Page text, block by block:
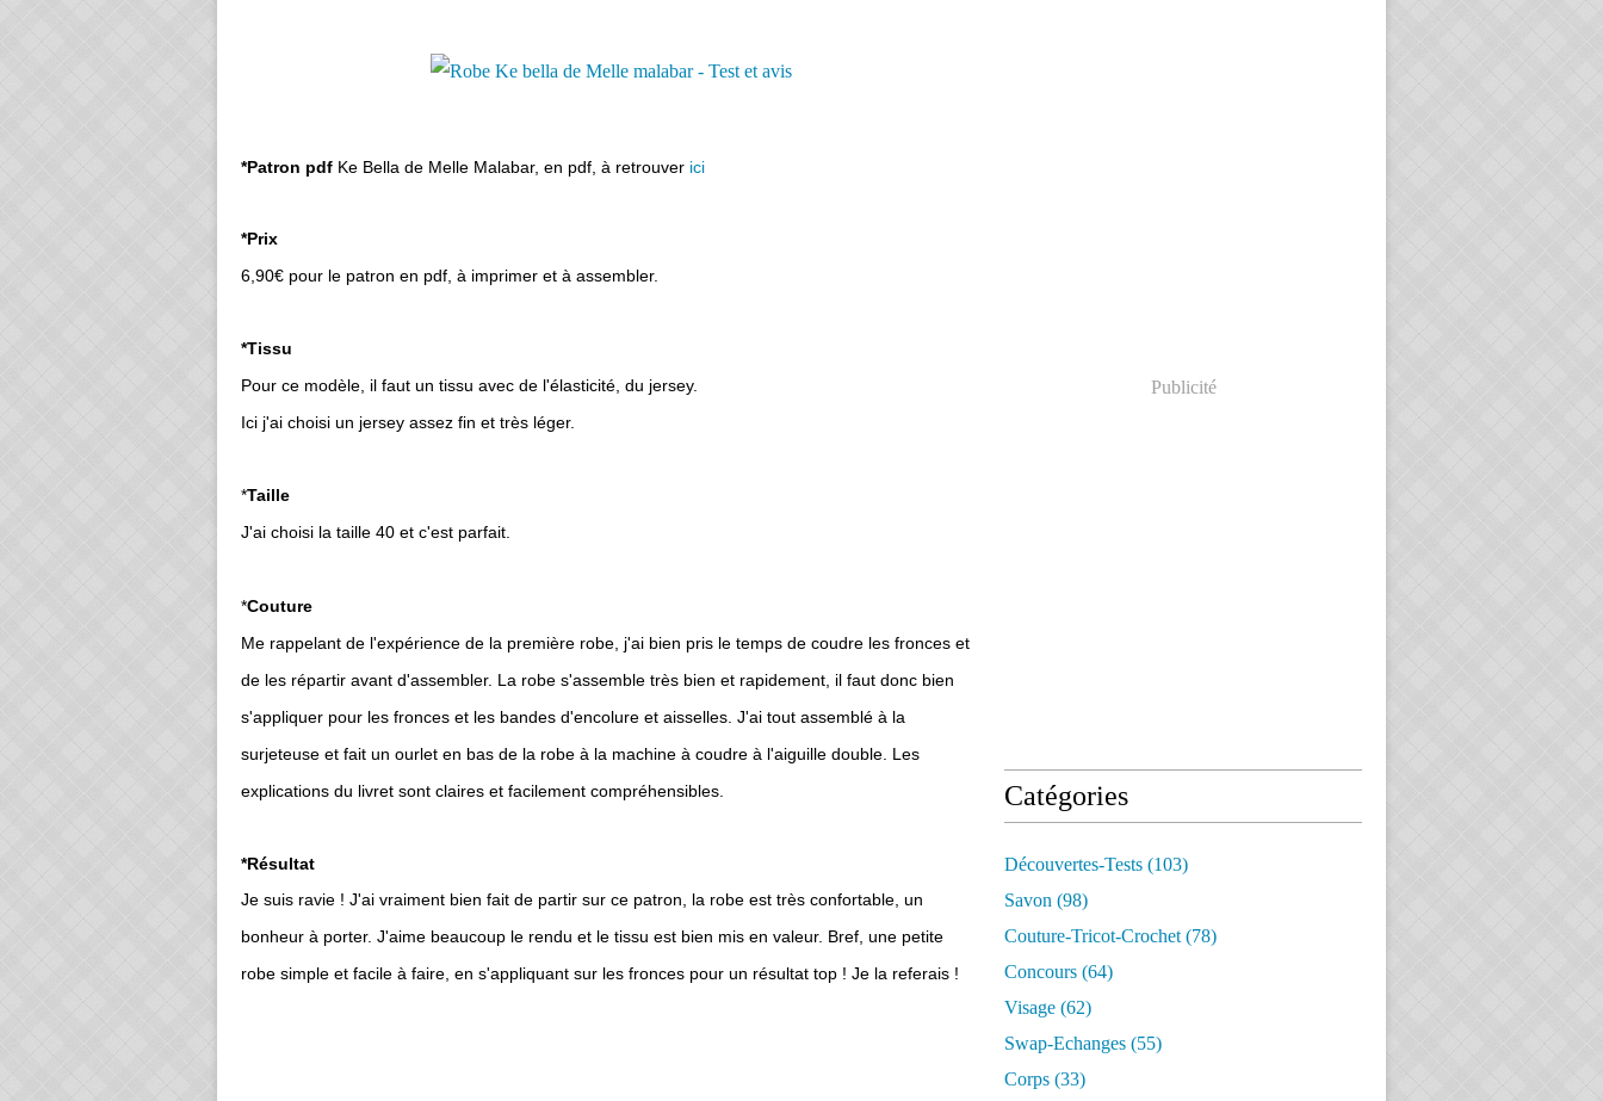
*Patron pdf Ke Bella de Melle Malabar, en pdf, à retrouver ici
*Prix
6,90€ pour le patron en pdf, à imprimer et à assembler.
*Tissu
Pour ce modèle, il faut un tissu avec de l'élasticité, du jersey.
Ici j'ai choisi un jersey assez fin et très léger.
*Taille
J'ai choisi la taille 40 et c'est parfait.
*Couture
Me rappelant de l'expérience de la première robe, j'ai bien pris le temps de coudre les fronces et
de les répartir avant d'assembler. La robe s'assemble très bien et rapidement, il faut donc bien
s'appliquer pour les fronces et les bandes d'encolure et aisselles. J'ai tout assemblé à la
surjeteuse et fait un ourlet en bas de la robe à la machine à coudre à l'aiguille double. Les
explications du livret sont claires et facilement compréhensibles.
*Résultat
Je suis ravie ! J'ai vraiment bien fait de partir sur ce patron, la robe est très confortable, un
bonheur à porter. J'aime beaucoup le rendu et le tissu est bien mis en valeur. Bref, une petite
robe simple et facile à faire, en s'appliquant sur les fronces pour un résultat top ! Je la referais !
Publicité
Catégories
Découvertes-Tests (103)
Savon (98)
Couture-Tricot-Crochet (78)
Concours (64)
Visage (62)
Swap-Echanges (55)
Corps (33)